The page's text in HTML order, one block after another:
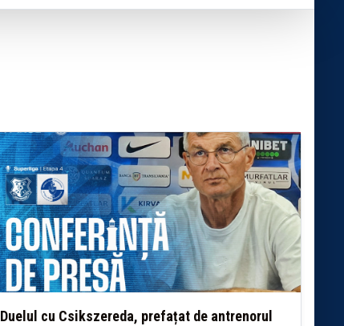
Duelul cu Csikszereda, prefațat de antrenorul